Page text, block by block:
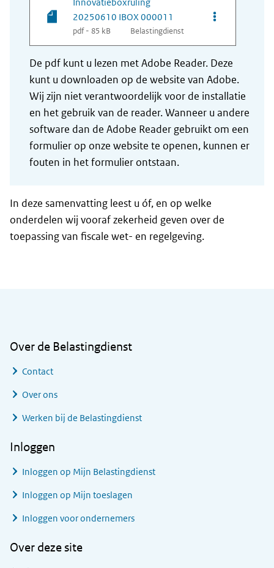
20250610 IBOX 000011
pdf - 85 kB Belastingdienst
Opties van
De pdf kunt u lezen met Adobe Reader. Deze
kunt u downloaden op de website van Adobe.
Wij zijn niet verantwoordelijk voor de installatie
en het gebruik van de reader. Wanneer u andere
software dan de Adobe Reader gebruikt om een
formulier op onze website te openen, kunnen er
fouten in het formulier ontstaan.
In deze samenvatting leest u óf, en op welke
onderdelen wij vooraf zekerheid geven over de
toepassing van fiscale wet- en regelgeving.
Over de Belastingdienst
Contact
Over ons
Werken bij de Belastingdienst
Inloggen
Inloggen op Mijn Belastingdienst
Inloggen op Mijn toeslagen
Inloggen voor ondernemers
Over deze site